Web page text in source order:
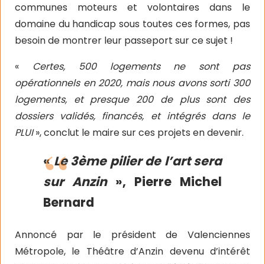
communes moteurs et volontaires dans le
domaine du handicap sous toutes ces formes, pas
besoin de montrer leur passeport sur ce sujet !
« Certes, 500 logements ne sont pas
opérationnels en 2020, mais nous avons sorti 300
logements, et presque 200 de plus sont des
dossiers validés, financés, et intégrés dans le
PLUI», conclut le maire sur ces projets en devenir.
«Le 3ème pilier de l’art sera
sur Anzin», Pierre Michel
Bernard
Annoncé par le président de Valenciennes
Métropole, le Théâtre d’Anzin devenu d’intérêt